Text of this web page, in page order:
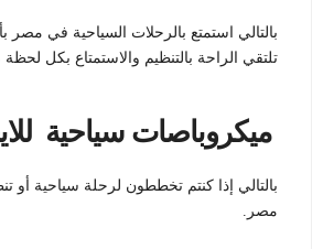
بالتالي استمتع بالرحلات السياحية في
تلتقي الراحة بالتنظيم والاستمتاع بكل
ميكروباصات سياحية
بالتالي إذا كنتم تخططون لرحلة سياحية
مصر.